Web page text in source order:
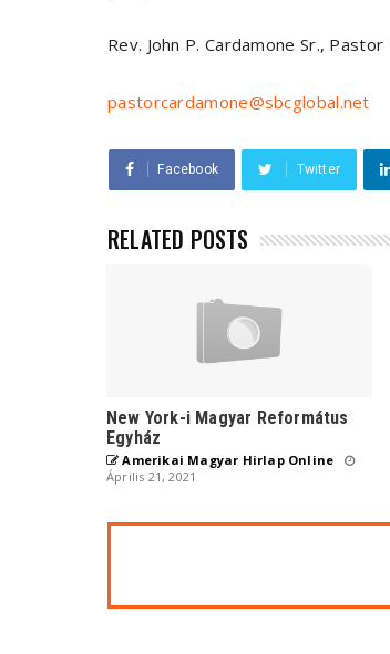
Rev. John P. Cardamone Sr., Pastor
pastorcardamone@sbcglobal.net
Facebook Twitter
RELATED POSTS
New York-i Magyar Református
Egyház
Amerikai Magyar Hirlap Online
Április 21, 2021